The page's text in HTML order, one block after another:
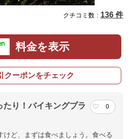
クチコミ数 : 136 件
料金を表示
クーポンをチェック
り！バイキングプラ
0
けど、まずは食べましょう。食べる